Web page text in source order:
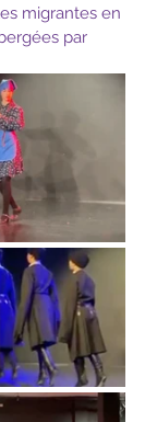
migrantes en
par